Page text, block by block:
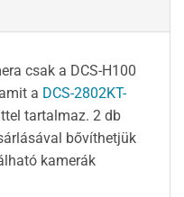
csak a DCS-H100
a DCS-2802KT-
tartalmaz. 2 db
bővíthetjük
kamerák